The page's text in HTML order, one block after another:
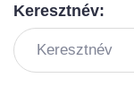
Keresztnév: